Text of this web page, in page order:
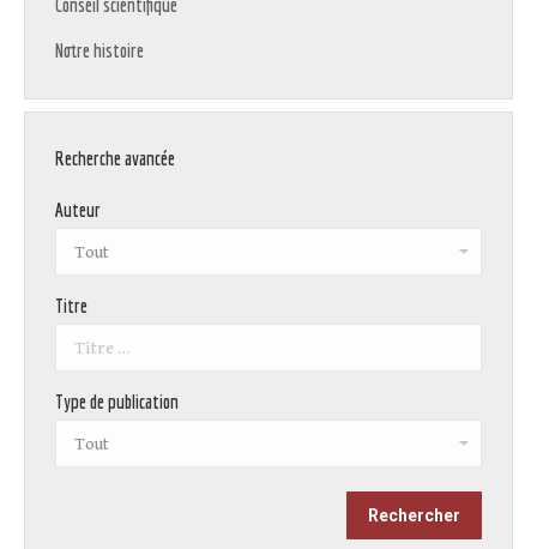
Conseil scientifique
Notre histoire
Recherche avancée
Auteur
Titre
Type de publication